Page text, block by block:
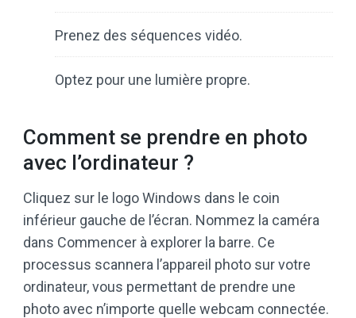
Prenez des séquences vidéo.
Optez pour une lumière propre.
Comment se prendre en photo
avec l’ordinateur ?
Cliquez sur le logo Windows dans le coin
inférieur gauche de l’écran. Nommez la caméra
dans Commencer à explorer la barre. Ce
processus scannera l’appareil photo sur votre
ordinateur, vous permettant de prendre une
photo avec n’importe quelle webcam connectée.